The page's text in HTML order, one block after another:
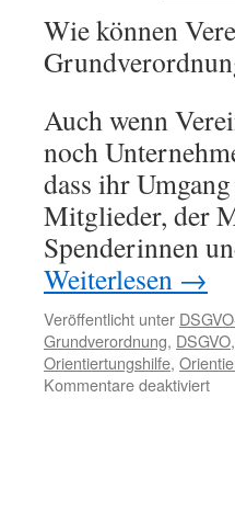
Wie können
Auch wenn
noch
dass ihr
Mitglieder, der
Spenderinnen
Weiterlesen →
Veröffentlicht unter
Grundverordnung, DSGVO,
Orientiertungshilfe,
Kommentare deaktiviertfür